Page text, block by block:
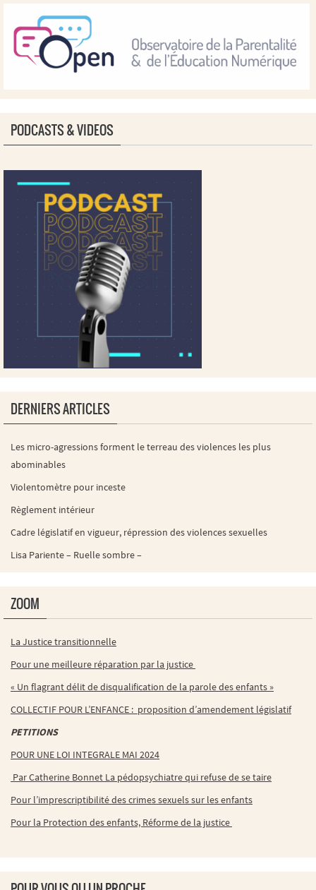
PODCASTS & VIDEOS
DERNIERS ARTICLES
Les micro-agressions forment le terreau des violences les plus
abominables
Violentomètre pour inceste
Règlement intérieur
Cadre législatif en vigueur, répression des violences sexuelles
Lisa Pariente – Ruelle sombre –
ZOOM
La Justice transitionnelle
Pour une meilleure réparation par la justice
« Un flagrant délit de disqualification de la parole des enfants »
COLLECTIF POUR L’ENFANCE : proposition d’amendement législatif
PETITIONS
POUR UNE LOI INTEGRALE MAI 2024
Par Catherine Bonnet La pédopsychiatre qui refuse de se taire
Pour l’imprescriptibilité des crimes sexuels sur les enfants
Pour la Protection des enfants, Réforme de la justice